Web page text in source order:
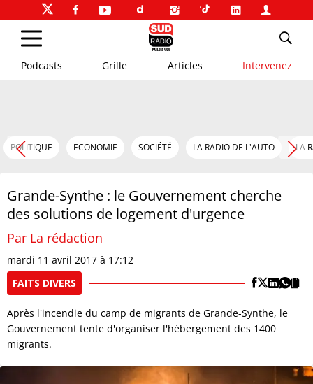
Podcasts Grille Articles Intervenez
POLITIQUE ECONOMIE SOCIÉTÉ LA RADIO DE L'AUTO LA
Grande-Synthe : le Gouvernement cherche
des solutions de logement d'urgence
Par La rédaction
mardi 11 avril 2017 à 17:12
FAITS DIVERS
Après l'incendie du camp de migrants de Grande-Synthe, le
Gouvernement tente d'organiser l'hébergement des 1400
migrants.